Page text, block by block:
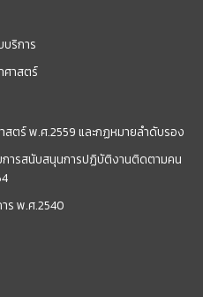
ริการ
ศาสตร์
สตร์ พ.ศ.2559 และกฏหมายลำดับรอง
การสนับสนุนการปฏิบัติงานติดตามคน
ร พ.ศ.2540